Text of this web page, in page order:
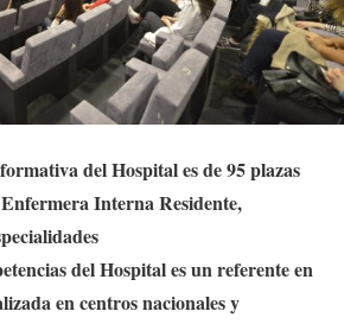
del Hospital es de 95 plazas
Interna Residente,
del Hospital es un referente en
en centros nacionales y